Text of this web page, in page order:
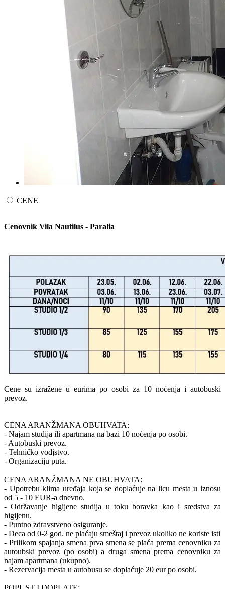
CENE
Cenovnik Vila Nautilus - Paralia
Cene su izražene u eurima po osobi za 10 noćenja i autobuski
prevoz.
CENA ARANŽMANA OBUHVATA:
- Najam studija ili apartmana na bazi 10 noćenja po osobi.
- Autobuski prevoz.
- Tehničko vodjstvo.
- Organizaciju puta.
CENA ARANŽMANA NE OBUHVATA:
- Upotrebu klima uređaja koja se doplaćuje na licu mesta u iznosu
od 5 - 10 EUR-a dnevno.
- Održavanje higijene studija u toku boravka kao i sredstva za
higijenu.
- Puntno zdravstveno osiguranje.
- Deca od 0-2 god. ne plaćaju smeštaj i prevoz ukoliko ne koriste isti
- Prilikom spajanja smena prva smena se plaća prema cenovniku za
autoubski prevoz (po osobi) a druga smena prema cenovniku za
najam apartmana (ukupno).
- Rezervacija mesta u autobusu se doplaćuje 20 eur po osobi.